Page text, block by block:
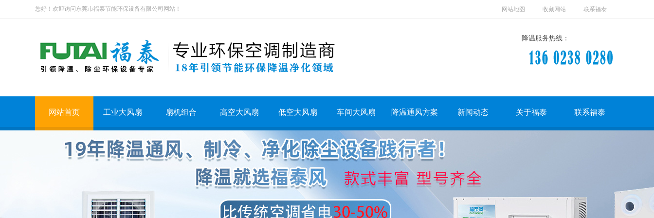
您好！欢迎访问东莞市福泰节能环保设备有限公司网站！ 网站地图 收藏网站 联系福泰
降温服务热线：
网站首页 工业大风扇 扇机组合 高空大风扇 低空大风扇 车间大风扇 降温通风方案 新闻动态 关于福泰 联系福泰